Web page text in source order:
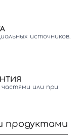
источников.
или при
продуктами